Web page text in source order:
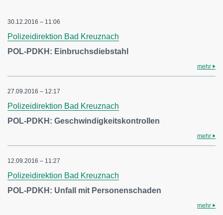
30.12.2016 – 11:06
Polizeidirektion Bad Kreuznach
POL-PDKH: Einbruchsdiebstahl
mehr
27.09.2016 – 12:17
Polizeidirektion Bad Kreuznach
POL-PDKH: Geschwindigkeitskontrollen
mehr
12.09.2016 – 11:27
Polizeidirektion Bad Kreuznach
POL-PDKH: Unfall mit Personenschaden
mehr